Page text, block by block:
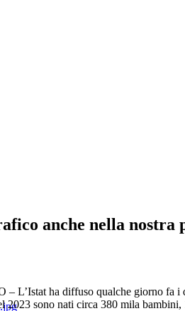
anche nella nostra
L’Istat ha diffuso qualche giorno fa i
2023 sono nati circa 380 mila bambini,